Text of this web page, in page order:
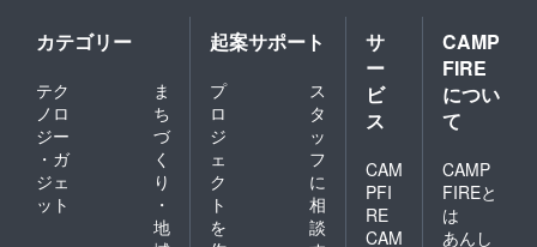
カテゴリー
テク
ノロ
ジー
・ガ
ジェ
ット
ま
ち
づ
く
り
・
地
起案サポート
プ
ロ
ジ
ェ
ク
ト
を
ス
タ
ッ
フ
に
相
談
サ
ー
ビ
ス
CAM
PFI
RE
CAM
CAMP
FIRE
につい
て
CAMP
FIREと
は
あんし